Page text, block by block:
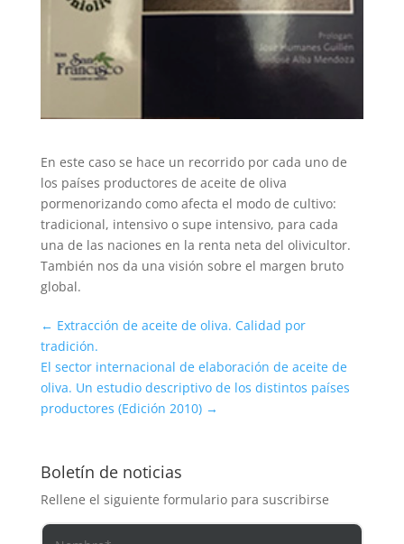
En este caso se hace un recorrido por cada uno de
los países productores de aceite de oliva
pormenorizando como afecta el modo de cultivo:
tradicional, intensivo o supe intensivo, para cada
una de las naciones en la renta neta del olivicultor.
También nos da una visión sobre el margen bruto
global.
← Extracción de aceite de oliva. Calidad por
tradición.
El sector internacional de elaboración de aceite de
oliva. Un estudio descriptivo de los distintos países
productores (Edición 2010) →
Boletín de noticias
Rellene el siguiente formulario para suscribirse